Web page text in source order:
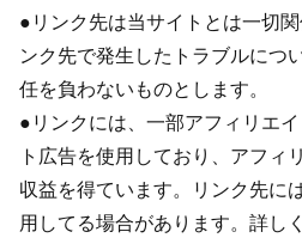
●リンク先は当サイトとは一切
ンク先で発生したトラブルにつ
任を負わないものとします。
●リンクには、一部アフィリエ
ト広告を使用しており、アフィ
収益を得ています。リンク先に
用してる場合があります。詳し